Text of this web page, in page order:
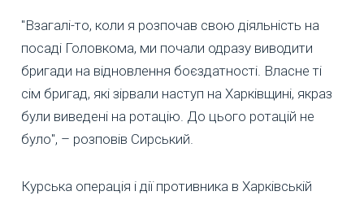
"Взагалі-то, коли я розпочав свою діяльність на
посаді Головкома, ми почали одразу виводити
бригади на відновлення боєздатності. Власне ті
сім бригад, які зірвали наступ на Харківщині, якраз
були виведені на ротацію. До цього ротацій не
було", – розповів Сирський.
Курська операція і дії противника в Харківській